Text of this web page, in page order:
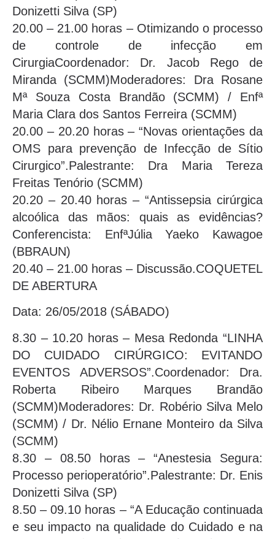
Donizetti Silva (SP)
20.00 – 21.00 horas – Otimizando o processo
de controle de infecção em
CirurgiaCoordenador: Dr. Jacob Rego de
Miranda (SCMM)Moderadores: Dra Rosane
Mª Souza Costa Brandão (SCMM) / Enfª
Maria Clara dos Santos Ferreira (SCMM)
20.00 – 20.20 horas – “Novas orientações da
OMS para prevenção de Infecção de Sítio
Cirurgico”.Palestrante: Dra Maria Tereza
Freitas Tenório (SCMM)
20.20 – 20.40 horas – “Antissepsia cirúrgica
alcoólica das mãos: quais as evidências?
Conferencista: EnfªJúlia Yaeko Kawagoe
(BBRAUN)
20.40 – 21.00 horas – Discussão.COQUETEL
DE ABERTURA
Data: 26/05/2018 (SÁBADO)
8.30 – 10.20 horas – Mesa Redonda “LINHA
DO CUIDADO CIRÚRGICO: EVITANDO
EVENTOS ADVERSOS”.Coordenador: Dra.
Roberta Ribeiro Marques Brandão
(SCMM)Moderadores: Dr. Robério Silva Melo
(SCMM) / Dr. Nélio Ernane Monteiro da Silva
(SCMM)
8.30 – 08.50 horas – “Anestesia Segura:
Processo perioperatório”.Palestrante: Dr. Enis
Donizetti Silva (SP)
8.50 – 09.10 horas – “A Educação continuada
e seu impacto na qualidade do Cuidado e na